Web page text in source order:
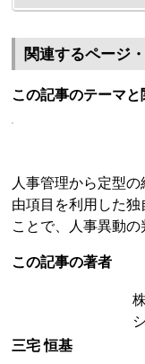
関連するページ
この記事のテーマ
人事管理から定型
由項目を利用した
ことで、人事異動の
この記事の著者
三宅 恒基